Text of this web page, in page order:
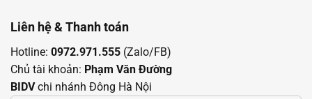
Liên hệ & Thanh toán
Hotline: 0972.971.555 (Zalo/FB)
Chủ tài khoản: Phạm Văn Đường
BIDVchi nhánh Đông Hà Nội